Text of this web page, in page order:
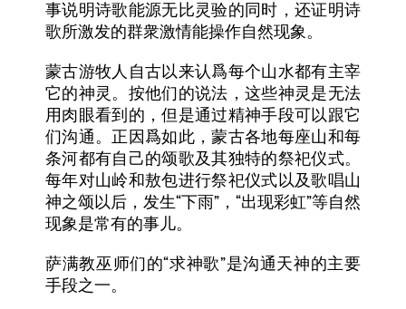
事说明诗歌能源无比灵验的同时，还证明诗
歌所激发的群衆激情能操作自然现象。
蒙古游牧人自古以来认爲每个山水都有主宰
它的神灵。按他们的说法，这些神灵是无法
用肉眼看到的，但是通过精神手段可以跟它
们沟通。正因爲如此，蒙古各地每座山和每
条河都有自己的颂歌及其独特的祭祀仪式。
每年对山岭和敖包进行祭祀仪式以及歌唱山
神之颂以后，发生“下雨” ， “出现彩虹”等自然
现象是常有的事儿。
萨满教巫师们的“求神歌”是沟通天神的主要
手段之一。